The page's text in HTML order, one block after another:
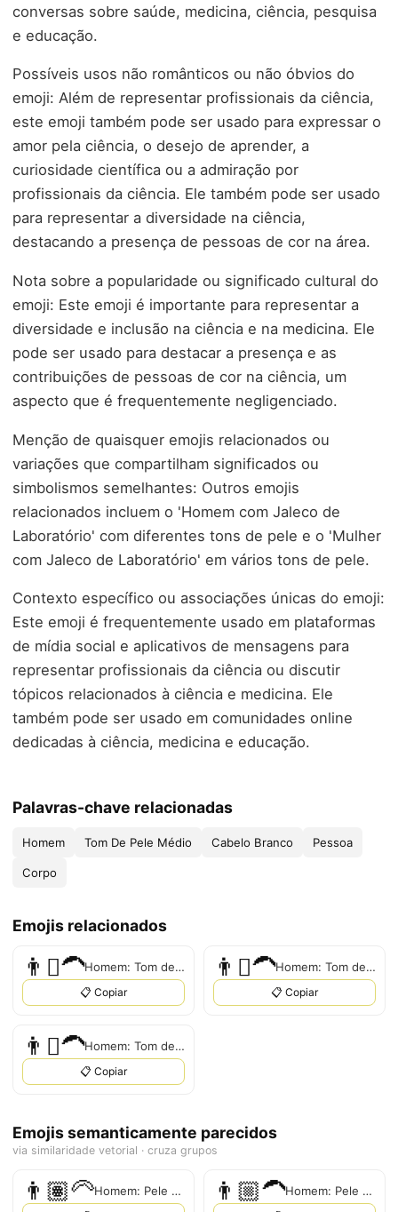
conversas sobre saúde, medicina, ciência, pesquisa
e educação.
Possíveis usos não românticos ou não óbvios do
emoji: Além de representar profissionais da ciência,
este emoji também pode ser usado para expressar o
amor pela ciência, o desejo de aprender, a
curiosidade científica ou a admiração por
profissionais da ciência. Ele também pode ser usado
para representar a diversidade na ciência,
destacando a presença de pessoas de cor na área.
Nota sobre a popularidade ou significado cultural do
emoji: Este emoji é importante para representar a
diversidade e inclusão na ciência e na medicina. Ele
pode ser usado para destacar a presença e as
contribuições de pessoas de cor na ciência, um
aspecto que é frequentemente negligenciado.
Menção de quaisquer emojis relacionados ou
variações que compartilham significados ou
simbolismos semelhantes: Outros emojis
relacionados incluem o 'Homem com Jaleco de
Laboratório' com diferentes tons de pele e o 'Mulher
com Jaleco de Laboratório' em vários tons de pele.
Contexto específico ou associações únicas do emoji:
Este emoji é frequentemente usado em plataformas
de mídia social e aplicativos de mensagens para
representar profissionais da ciência ou discutir
tópicos relacionados à ciência e medicina. Ele
também pode ser usado em comunidades online
dedicadas à ciência, medicina e educação.
Palavras-chave relacionadas
Homem Tom De Pele Médio Cabelo Branco Pessoa
Corpo
Emojis relacionados
👨‍🏼‍‍‍🦱 Homem: Tom de pele claro, Cabelo branco
📋 Copiar
👨‍🏾‍‍‍🦱 Homem: Tom de pele médio-escuro, Cabelo branco
📋 Copiar
👨‍🏿‍‍‍🦱 Homem: Tom de pele escuro, Cabelo branco
📋 Copiar
Emojis semanticamente parecidos
via similaridade vetorial · cruza grupos
👨🏽‍🦳 Homem: Pele Média, Cabelo Branco 👨🏼‍🦱 Homem: Pele Médio-Clara, Cabelo Branco